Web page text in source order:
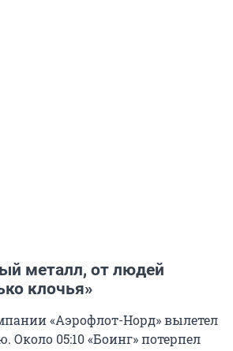
металл, от людей
клочья»
«Аэрофлот-Норд» вылетел
05:10 «Боинг» потерпел